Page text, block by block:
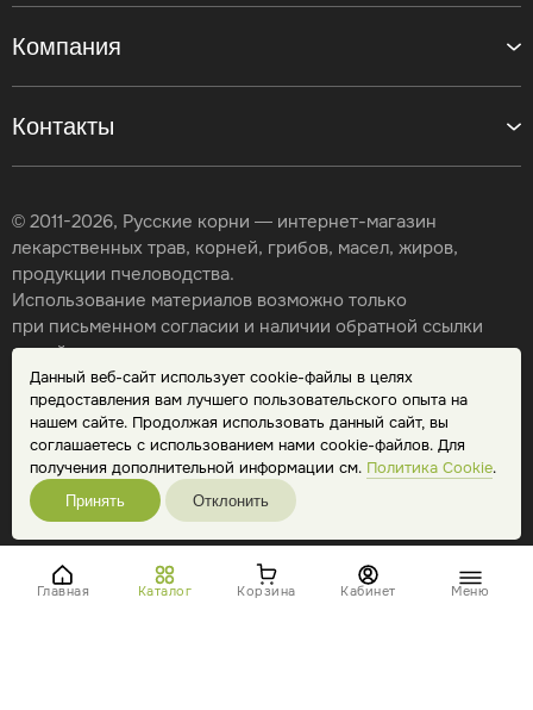
Данный веб-сайт использует cookie-файлы в целях
предоставления вам лучшего пользовательского опыта на
нашем сайте. Продолжая использовать данный сайт, вы
соглашаетесь с использованием нами cookie-файлов. Для
получения дополнительной информации см. Политика Cookie.
Принять Отклонить
Главная Каталог Корзина Кабинет Меню
Контакты
Компания
© 2011-2026, Русские корни — интернет-магазин
лекарственных трав, корней, грибов, масел, жиров,
продукции пчеловодства.
Использование материалов возможно только
при письменном согласии и наличии обратной ссылки
на сайт.
Карта сайта
Политика конфиденциальности
Публичная оферта
Обработка персональных данных